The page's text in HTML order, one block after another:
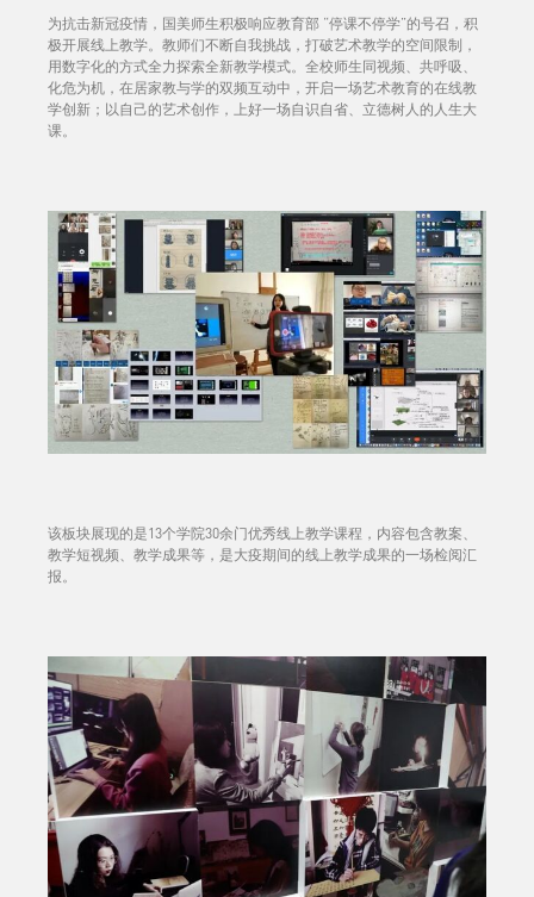
为抗击新冠疫情，国美师生积极响应教育部 “停课不停学”的号召，积
极开展线上教学。教师们不断自我挑战，打破艺术教学的空间限制，
用数字化的方式全力探索全新教学模式。全校师生同视频、共呼吸、
化危为机，在居家教与学的双频互动中，开启一场艺术教育的在线教
学创新；以自己的艺术创作，上好一场自识自省、立德树人的人生大
课。
该板块展现的是13个学院30余门优秀线上教学课程，内容包含教案、
教学短视频、教学成果等，是大疫期间的线上教学成果的一场检阅汇
报。